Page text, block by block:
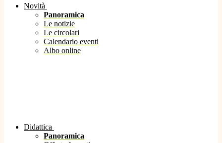
Novità
Panoramica
Le notizie
Le circolari
Calendario eventi
Albo online
Didattica
Panoramica